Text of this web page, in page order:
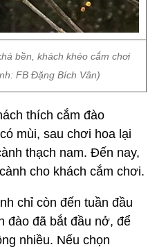
bền, khách khéo cắm chơi
FB Đặng Bích Vân)
thích cắm đào
mùi, sau chơi hoa lại
thạch nam. Đến nay,
cho khách cắm chơi.
chỉ còn đến tuần đầu
đào đã bắt đầu nở, để
nhiều. Nếu chọn